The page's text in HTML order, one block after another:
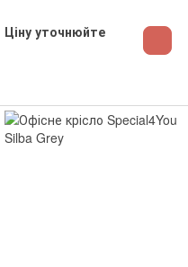
Ціну уточнюйте